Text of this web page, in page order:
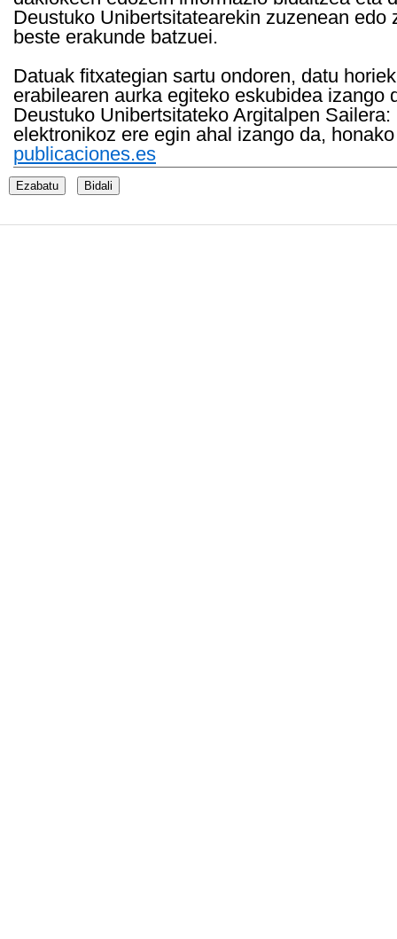
Deustuko Unibertsitatearekin zuzenean
beste erakunde batzuei.
Datuak fitxategian sartu ondoren, datu
erabilearen aurka egiteko eskubidea
Deustuko Unibertsitateko Argitalpen
elektronikoz ere egin ahal izango da,
publicaciones.es
Ezabatu Bidali